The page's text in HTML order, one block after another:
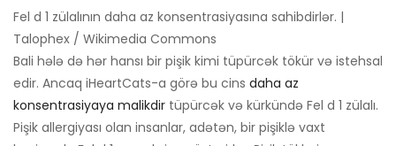
Fel d 1 zülalının daha az konsentrasiyasına sahibdirlər. |
Talophex / Wikimedia Commons
Bali hələ də hər hansı bir pişik kimi tüpürcək tökür və istehsal
edir. Ancaq iHeartCats-a görə bu cins daha az
konsentrasiyaya malikdir tüpürcək və kürkündə Fel d 1 zülalı.
Pişik allergiyası olan insanlar, adətən, bir pişiklə vaxt